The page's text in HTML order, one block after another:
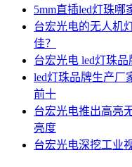
5mm直插led灯珠哪
台宏光电的无人机
佳？
台宏光电 led灯珠
led灯珠品牌生产厂
前十
台宏光电推出高亮
亮度
台宏光电深挖工业